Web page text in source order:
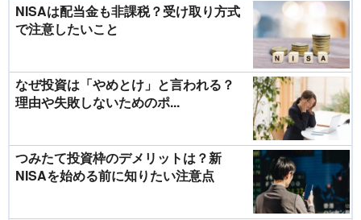
NISAは配当金も非課税？受け取り方式
で注意したいこと
なぜ投資は「やめとけ」と言われる？
理由や失敗しないためのポ...
つみたて投資枠のデメリットは？新
NISAを始める前に知りたい注意点